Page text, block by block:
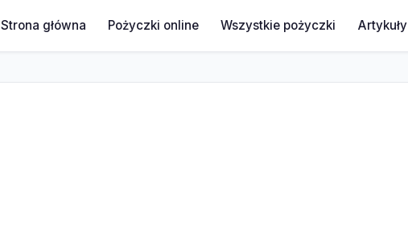
Strona główna Pożyczki online Wszystkie pożyczki Artykuły